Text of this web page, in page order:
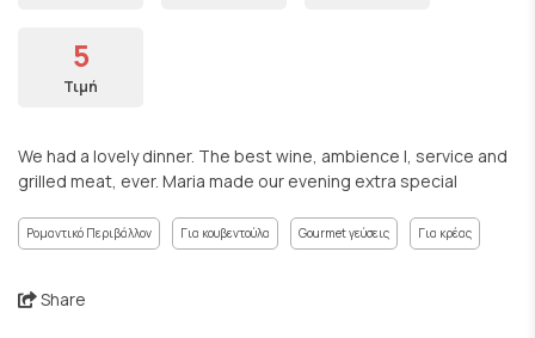
5
Τιμή
We had a lovely dinner. The best wine, ambience l, service and
grilled meat, ever. Maria made our evening extra special
Ρομαντικό Περιβάλλον Για κουβεντούλα Gourmet γεύσεις Για κρέας
Share